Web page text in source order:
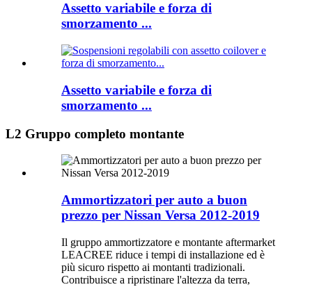
Assetto variabile e forza di
smorzamento ...
Assetto variabile e forza di
smorzamento ...
L2 Gruppo completo montante
Ammortizzatori per auto a buon
prezzo per Nissan Versa 2012-2019
Il gruppo ammortizzatore e montante aftermarket
LEACREE riduce i tempi di installazione ed è
più sicuro rispetto ai montanti tradizionali.
Contribuisce a ripristinare l'altezza da terra,